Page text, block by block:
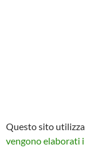
Questo sito
vengono elaborati